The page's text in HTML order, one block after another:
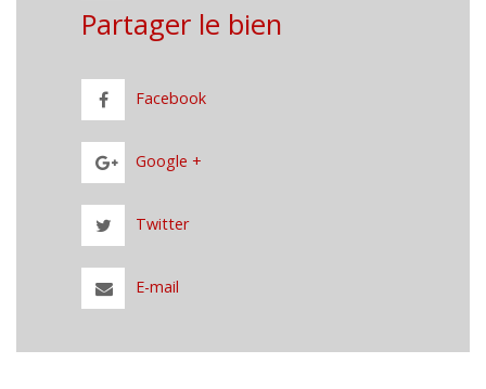
Partager le bien
Facebook
Google +
Twitter
E-mail